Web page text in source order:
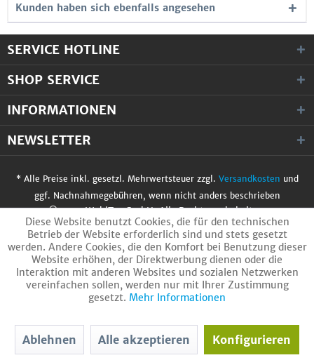
Kunden haben sich ebenfalls angesehen
SERVICE HOTLINE
SHOP SERVICE
INFORMATIONEN
NEWSLETTER
* Alle Preise inkl. gesetzl. Mehrwertsteuer zzgl. Versandkosten und
ggf. Nachnahmegebühren, wenn nicht anders beschrieben
© 2017 WobiTec GmbH. Alle Rechte vorbehalten.
Diese Website benutzt Cookies, die für den technischen
Betrieb der Website erforderlich sind und stets gesetzt
werden. Andere Cookies, die den Komfort bei Benutzung dieser
Website erhöhen, der Direktwerbung dienen oder die
Interaktion mit anderen Websites und sozialen Netzwerken
vereinfachen sollen, werden nur mit Ihrer Zustimmung
gesetzt. Mehr Informationen
Ablehnen Alle akzeptieren Konfigurieren